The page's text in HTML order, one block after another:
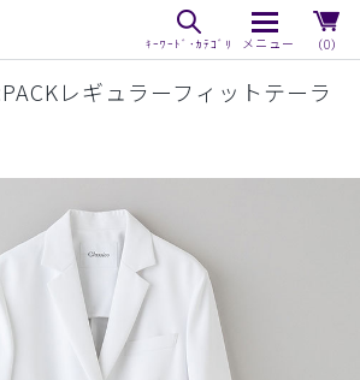
（0）
レギュラーフィットテーラ